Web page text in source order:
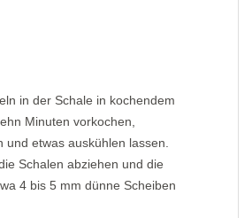
in der Schale in kochendem
Minuten vorkochen,
und etwas auskühlen lassen.
Schalen abziehen und die
4 bis 5 mm dünne Scheiben